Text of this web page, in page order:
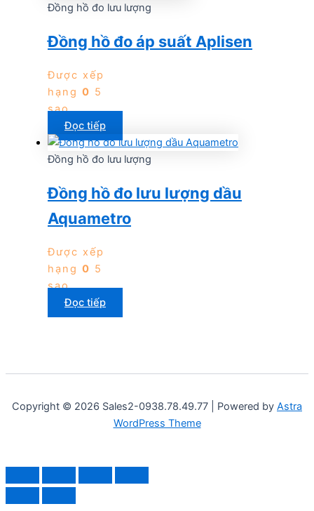
Đồng hồ đo lưu lượng
Đồng hồ đo áp suất Aplisen
Được xếp
hạng 0 5
sao
Đọc tiếp
Đồng hồ đo lưu lượng
Đồng hồ đo lưu lượng dầu
Aquametro
Được xếp
hạng 0 5
sao
Đọc tiếp
Copyright © 2026 Sales2-0938.78.49.77 | Powered by Astra
WordPress Theme